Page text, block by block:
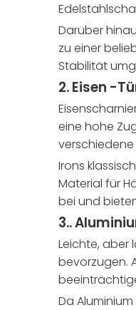
Darüber
zu einer
Stabilität
2.Eisen -
eine hohe
Irons
Material für
bei und
3..
Leichte, aber
bevorzugen.
Da